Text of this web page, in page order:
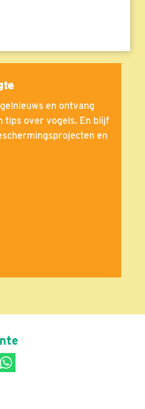
en ontvang
tips over vogels. En blijf
en